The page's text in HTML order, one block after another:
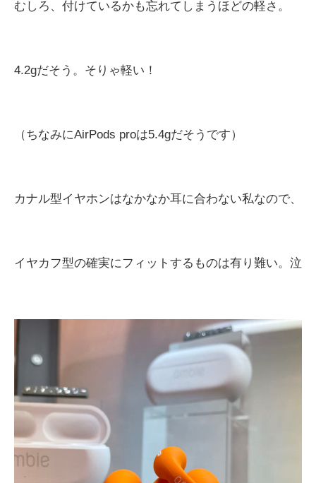
むしろ、付けているかも忘れてしまうほどの軽さ。
4.2gだそう。そりゃ軽い！
（ちなみにAirPods proは5.4gだそうです）
カナル型イヤホンはなかなか耳に合わない私なので、
イヤカフ型の確実にフィットするものは有り難い。泣